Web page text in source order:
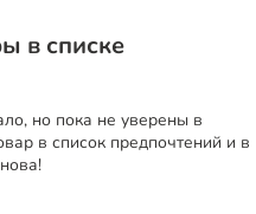
в списке
но пока не уверены в
в список предпочтений и в